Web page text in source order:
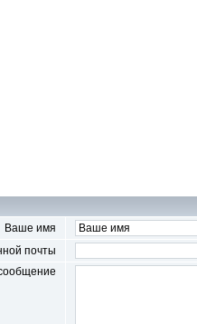
Ваше имя
почты